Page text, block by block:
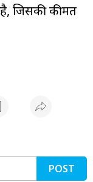
जिसकी कीमत
POST